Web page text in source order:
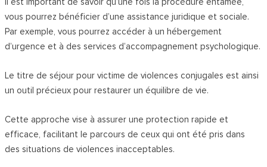
vous pourrez bénéficier d’une assistance juridique et sociale.
Par exemple, vous pourrez accéder à un hébergement
d’urgence et à des services d’accompagnement psychologique.
Le titre de séjour pour victime de violences conjugales est ainsi
un outil précieux pour restaurer un équilibre de vie.
Cette approche vise à assurer une protection rapide et
efficace, facilitant le parcours de ceux qui ont été pris dans
des situations de violences inacceptables.